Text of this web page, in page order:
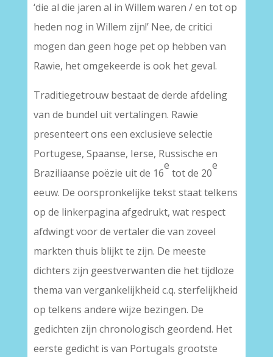
‘die al die jaren al in Willem waren / en tot op
heden nog in Willem zijn!’ Nee, de critici
mogen dan geen hoge pet op hebben van
Rawie, het omgekeerde is ook het geval.
Traditiegetrouw bestaat de derde afdeling
van de bundel uitvertalingen. Rawie
presenteert ons een exclusieve selectie
Portugese, Spaanse, Ierse, Russische en
Braziliaanse poëzie uit de 16
e
tot de 20
e
eeuw. De oorspronkelijke tekst staat telkens
op de linkerpagina afgedrukt, wat respect
afdwingt voor de vertaler die van zoveel
markten thuis blijkt te zijn. De meeste
dichters zijn geestverwanten die het tijdloze
thema van vergankelijkheid c.q. sterfelijkheid
op telkens andere wijze bezingen. De
gedichten zijn chronologisch geordend. Het
eerste gedicht is van Portugals grootste